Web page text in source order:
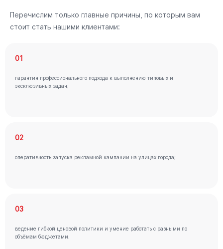
Перечислим только главные причины, по которым вам
стоит стать нашими клиентами:
01
гарантия профессионального подхода к выполнению типовых и
эксклюзивных задач;
02
оперативность запуска рекламной кампании на улицах города;
03
ведение гибкой ценовой политики и умение работать с разными по
объёмам бюджетами.